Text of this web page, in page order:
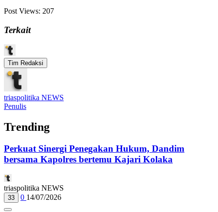
Post Views: 207
Terkait
Tim Redaksi
triaspolitika NEWS
Penulis
Trending
Perkuat Sinergi Penegakan Hukum, Dandim
bersama Kapolres bertemu Kajari Kolaka
triaspolitika NEWS
33 0 14/07/2026